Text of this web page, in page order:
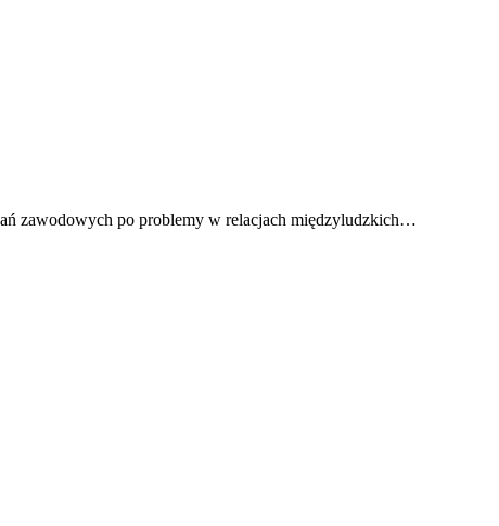
zawodowych po problemy w relacjach międzyludzkich…